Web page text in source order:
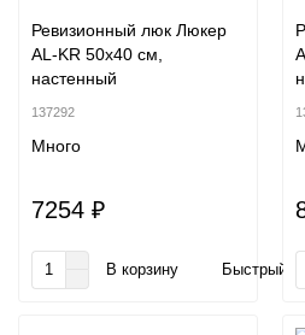
Ревизионный люк Люкер
AL-KR 50x40 см,
настенный
137292
Много
7254 ₽
В корзину Быстрый